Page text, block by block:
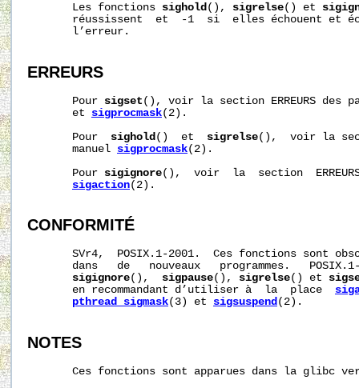
       Les fonctions
sighold (), sigrelse() et
réussissent  et  -1  si  elles échouent et
       l’erreur.
ERREURS
       Pour
sigset (), voir la section ERREURS des
       et
sigprocmask(2).
       Pour
sighold ()  et sigrelse(),  voir la
       manuel
sigprocmask(2).
       Pour
sigignore(),  voir  la  section
sigaction(2).
CONFORMITÉ
SVr4,  POSIX.1-2001.  Ces fonctions sont
dans   de   nouveaux   programmes.
sigignore(), sigpause(), sigrelse() et
       en recommandant d’utiliser à  la  place
pthread_sigmask(3) et sigsuspend(2).
NOTES
Ces fonctions sont apparues dans la glibc